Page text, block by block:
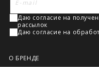
Даю согласие на
рассылок
Даю согласие на
О БРЕНДЕ
наиболее выступающим
Регионы России,
Предварительно на
Intellect Money.